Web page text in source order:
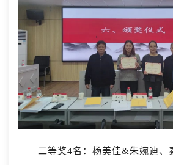
二等奖4名：杨美佳&朱婉迪、